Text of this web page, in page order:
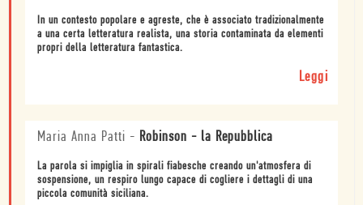
In un contesto popolare e agreste, che è associato tradizionalmente
a una certa letteratura realista, una storia contaminata da elementi
propri della letteratura fantastica.
Leggi
Maria Anna Patti - Robinson - la Repubblica
La parola si impiglia in spirali fiabesche creando un'atmosfera di
sospensione, un respiro lungo capace di cogliere i dettagli di una
piccola comunità siciliana.